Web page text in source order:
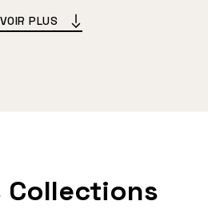
VOIR PLUS